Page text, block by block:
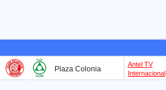
Plaza Colonia
Antel TV
Internacional